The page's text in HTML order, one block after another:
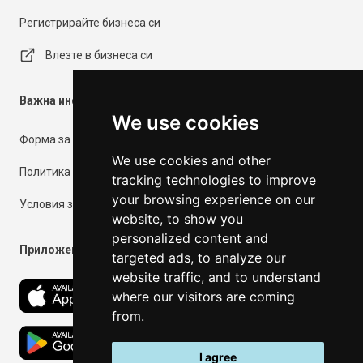
We use cookies
We use cookies and other
tracking technologies to improve
your browsing experience on our
website, to show you
personalized content and
targeted ads, to analyze our
website traffic, and to understand
where our visitors are coming
from.
I agree
Регистрирайте бизнеса си
Влезте в бизнеса си
Важна информация
Форма за контакт
Политика за поверителност
Условия за ползване
Приложения